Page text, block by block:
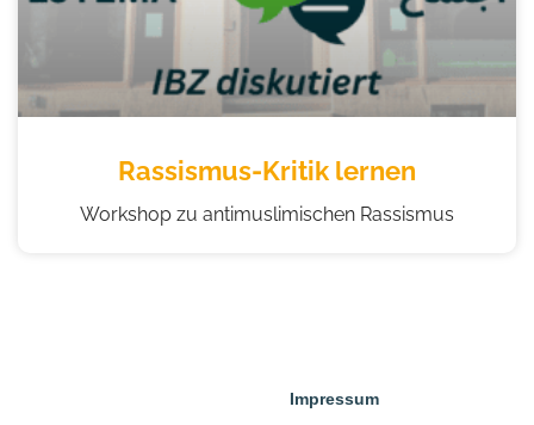
Rassismus-Kritik lernen
Workshop zu antimuslimischen Rassismus
Impressum